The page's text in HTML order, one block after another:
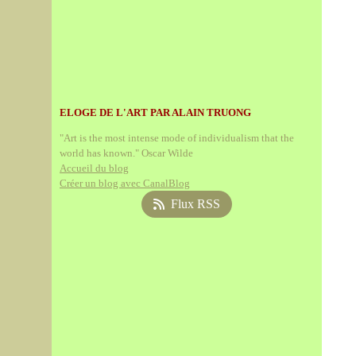
ELOGE DE L'ART PAR ALAIN TRUONG
"Art is the most intense mode of individualism that the
world has known." Oscar Wilde
Accueil du blog
Créer un blog avec CanalBlog
Flux RSS